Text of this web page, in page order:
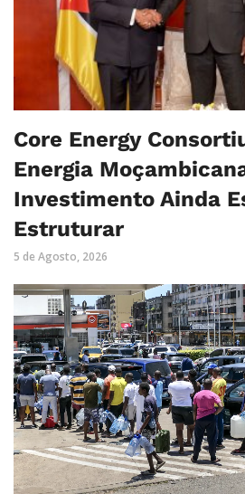
Core Energy
Energia
Investimento Ainda
Estruturar
5 de Agosto, 2026